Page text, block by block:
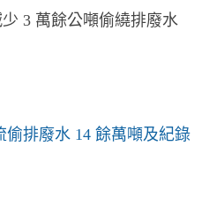
3 萬餘公噸偷繞排廢水
排廢水 14 餘萬噸及紀錄